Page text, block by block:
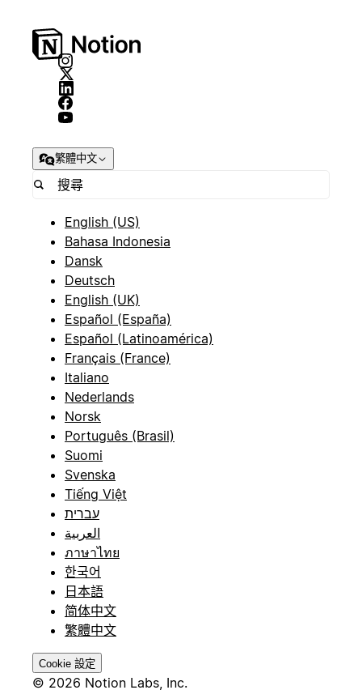
繁體中文
English (US)
Bahasa Indonesia
Dansk
Deutsch
English (UK)
Español (España)
Español (Latinoamérica)
Français (France)
Italiano
Nederlands
Norsk
Português (Brasil)
Suomi
Svenska
Tiếng Việt
עברית
العربية
ภาษาไทย
한국어
日本語
简体中文
繁體中文
Cookie 設定
© 2026 Notion Labs, Inc.